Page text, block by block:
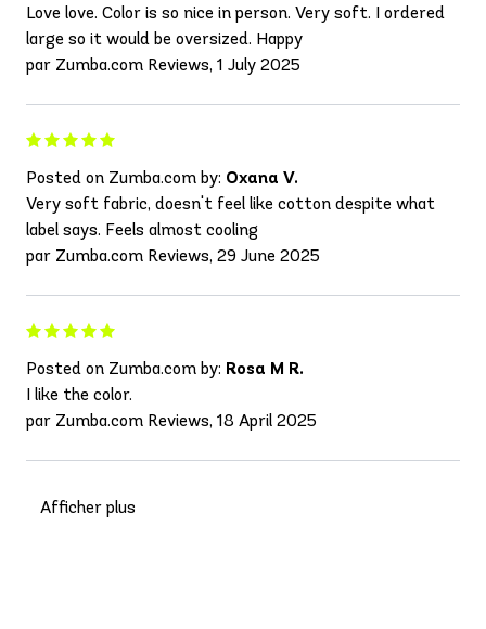
Love love. Color is so nice in person. Very soft. I ordered
large so it would be oversized. Happy
par Zumba.com Reviews, 1 July 2025
Posted on Zumba.com by: Oxana V.
Very soft fabric, doesn't feel like cotton despite what
label says. Feels almost cooling
par Zumba.com Reviews, 29 June 2025
Posted on Zumba.com by: Rosa M R.
I like the color.
par Zumba.com Reviews, 18 April 2025
Afficher plus